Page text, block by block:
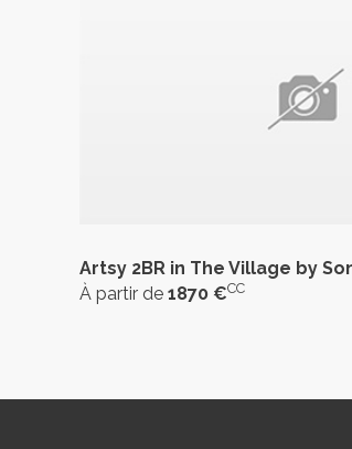
Artsy 2BR in The Village by
À partir de 1870 €CC